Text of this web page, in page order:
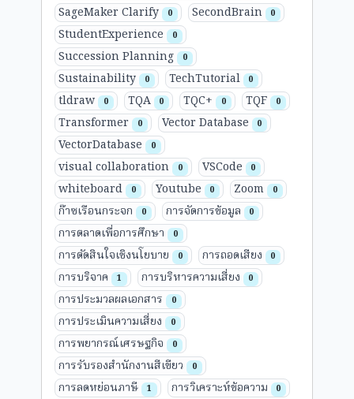
SageMaker Clarify 0 SecondBrain 0
StudentExperience 0
Succession Planning 0
Sustainability 0 TechTutorial 0
tldraw 0 TQA 0 TQC+ 0 TQF 0
Transformer 0 Vector Database 0
VectorDatabase 0
visual collaboration 0 VSCode 0
whiteboard 0 Youtube 0 Zoom 0
ก๊าซเรือนกระจก 0 การจัดการข้อมูล 0
การตลาดเพื่อการศึกษา 0
การตัดสินใจเชิงนโยบาย 0 การถอดเสียง 0
การบริจาค 1 การบริหารความเสี่ยง 0
การประมวลผลเอกสาร 0
การประเมินความเสี่ยง 0
การพยากรณ์เศรษฐกิจ 0
การรับรองสำนักงานสีเขียว 0
การลดหย่อนภาษี 1 การวิเคราะห์ข้อความ 0